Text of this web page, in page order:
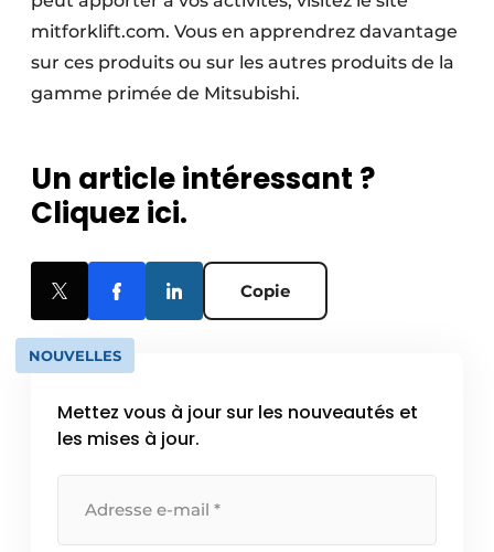
mitforklift.com. Vous en apprendrez davantage
sur ces produits ou sur les autres produits de la
gamme primée de Mitsubishi.
Un article intéressant ?
Cliquez ici.
Copie
NOUVELLES
Mettez vous à jour sur les nouveautés et
les mises à jour.